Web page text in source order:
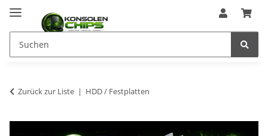
Zurück zur Liste HDD / Festplatten